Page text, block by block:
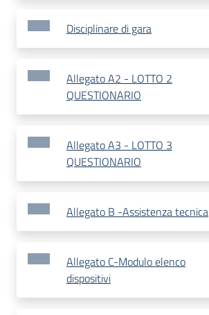
Disciplinare di gara
Allegato A2 - LOTTO 2
QUESTIONARIO
Allegato A3 - LOTTO 3
QUESTIONARIO
Allegato B -Assistenza tecnica
Allegato C-Modulo elenco
dispositivi